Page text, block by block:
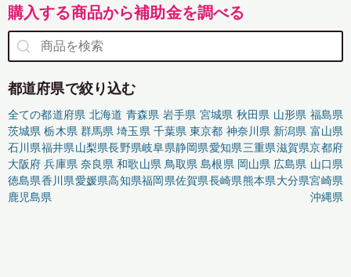
購入する商品から補助金を調べる
都道府県で絞り込む
全ての都道府県 北海道 青森県 岩手県 宮城県 秋田県 山形県 福島県
茨城県 栃木県 群馬県 埼玉県 千葉県 東京都 神奈川県 新潟県 富山県
石川県福井県山梨県長野県岐阜県静岡県愛知県三重県滋賀県京都府
大阪府 兵庫県 奈良県 和歌山県 鳥取県 島根県 岡山県 広島県 山口県
徳島県香川県愛媛県高知県福岡県佐賀県長崎県熊本県大分県宮崎県
鹿児島県
沖縄県